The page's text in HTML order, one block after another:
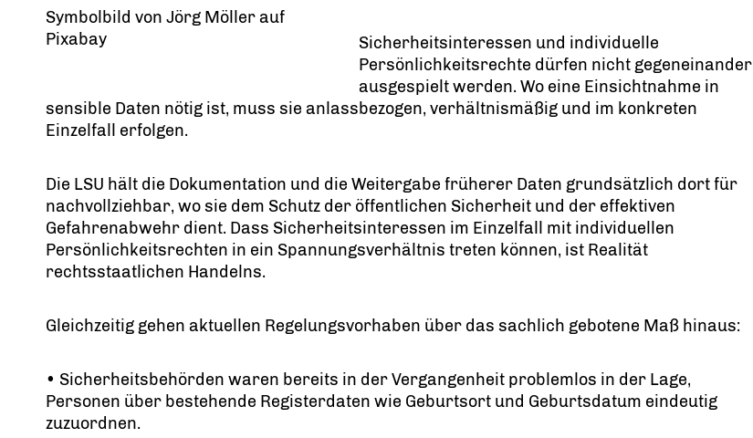
Symbolbild von Jörg Möller auf
Pixabay
Sicherheitsinteressen und individuelle
Persönlichkeitsrechte dürfen nicht gegeneinander
ausgespielt werden. Wo eine Einsichtnahme in
sensible Daten nötig ist, muss sie anlassbezogen, verhältnismäßig und im konkreten
Einzelfall erfolgen.
Die LSU hält die Dokumentation und die Weitergabe früherer Daten grundsätzlich dort für
nachvollziehbar, wo sie dem Schutz der öffentlichen Sicherheit und der effektiven
Gefahrenabwehr dient. Dass Sicherheitsinteressen im Einzelfall mit individuellen
Persönlichkeitsrechten in ein Spannungsverhältnis treten können, ist Realität
rechtsstaatlichen Handelns.
Gleichzeitig gehen aktuellen Regelungsvorhaben über das sachlich gebotene Maß hinaus:
• Sicherheitsbehörden waren bereits in der Vergangenheit problemlos in der Lage,
Personen über bestehende Registerdaten wie Geburtsort und Geburtsdatum eindeutig
zuzuordnen.